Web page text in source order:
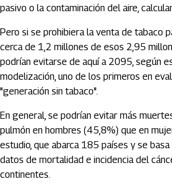
pasivo o la contaminación del aire,
Pero si se prohibiera la venta de tabaco
cerca de 1,2 millones de esos 2,95
podrían evitarse de aquí a 2095, según
modelización, uno de los primeros en
"generación sin tabaco".
En general, se podrían evitar más
pulmón en hombres (45,8%) que en
estudio, que abarca 185 países y se
datos de mortalidad e incidencia del
continentes.